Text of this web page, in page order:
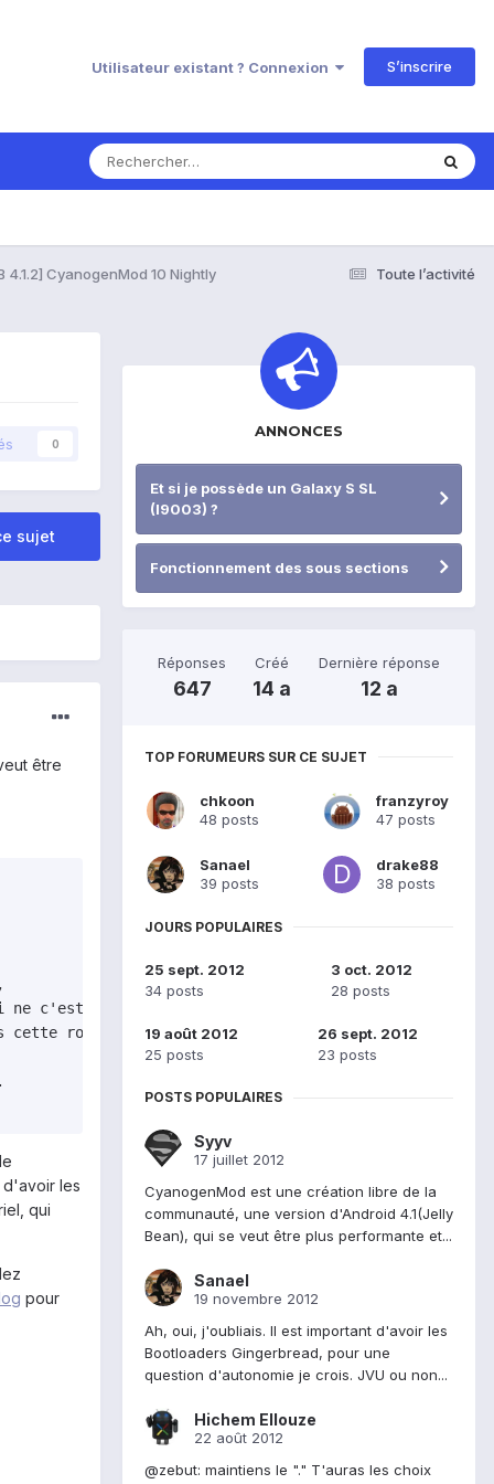
Utilisateur existant ? Connexion S’inscrire
Toute l’activité
4.1.2] CyanogenMod 10 Nightly
0
sujet
être
c'est pas déclenché. Merci
rom
d'avoir les
qui
pour
ANNONCES
Et si je possède un Galaxy S SL
(I9003) ?
Fonctionnement des sous sections
Réponses
647
Créé
14 a
Dernière réponse
12 a
TOP FORUMEURS SUR CE SUJET
chkoon
48 posts
franzyroy
47 posts
Sanael
39 posts
drake88
38 posts
JOURS POPULAIRES
25 sept. 2012
34 posts
3 oct. 2012
28 posts
19 août 2012
25 posts
26 sept. 2012
23 posts
POSTS POPULAIRES
Syyv
17 juillet 2012
CyanogenMod est une création libre de la
communauté, une version d'Android 4.1(Jelly
Bean), qui se veut être plus performante et...
Sanael
19 novembre 2012
Ah, oui, j'oubliais. Il est important d'avoir les
Bootloaders Gingerbread, pour une
question d'autonomie je crois. JVU ou non...
Hichem Ellouze
22 août 2012
@zebut: maintiens le "." T'auras les choix